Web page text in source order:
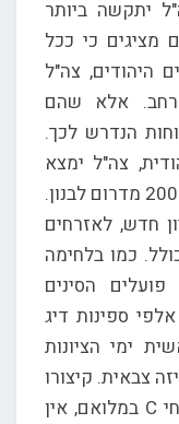
יתקשה ביותר
מציגים כי ככל
היהודים, צה"ל
אלא שהם
הנדרש לכך.
צה"ל ימצא
עצמו מוכה וייסוג כפי שנסוג במאי 2000 מדרום לבנון.
חדש, לאזרחים
כמו בלחימה
הסינים
ספינות דיג
ימי הציונות
צבאית. קיצורו
של דבר, ללא אחיזה מתמדת בשטחי C במלואם, אין